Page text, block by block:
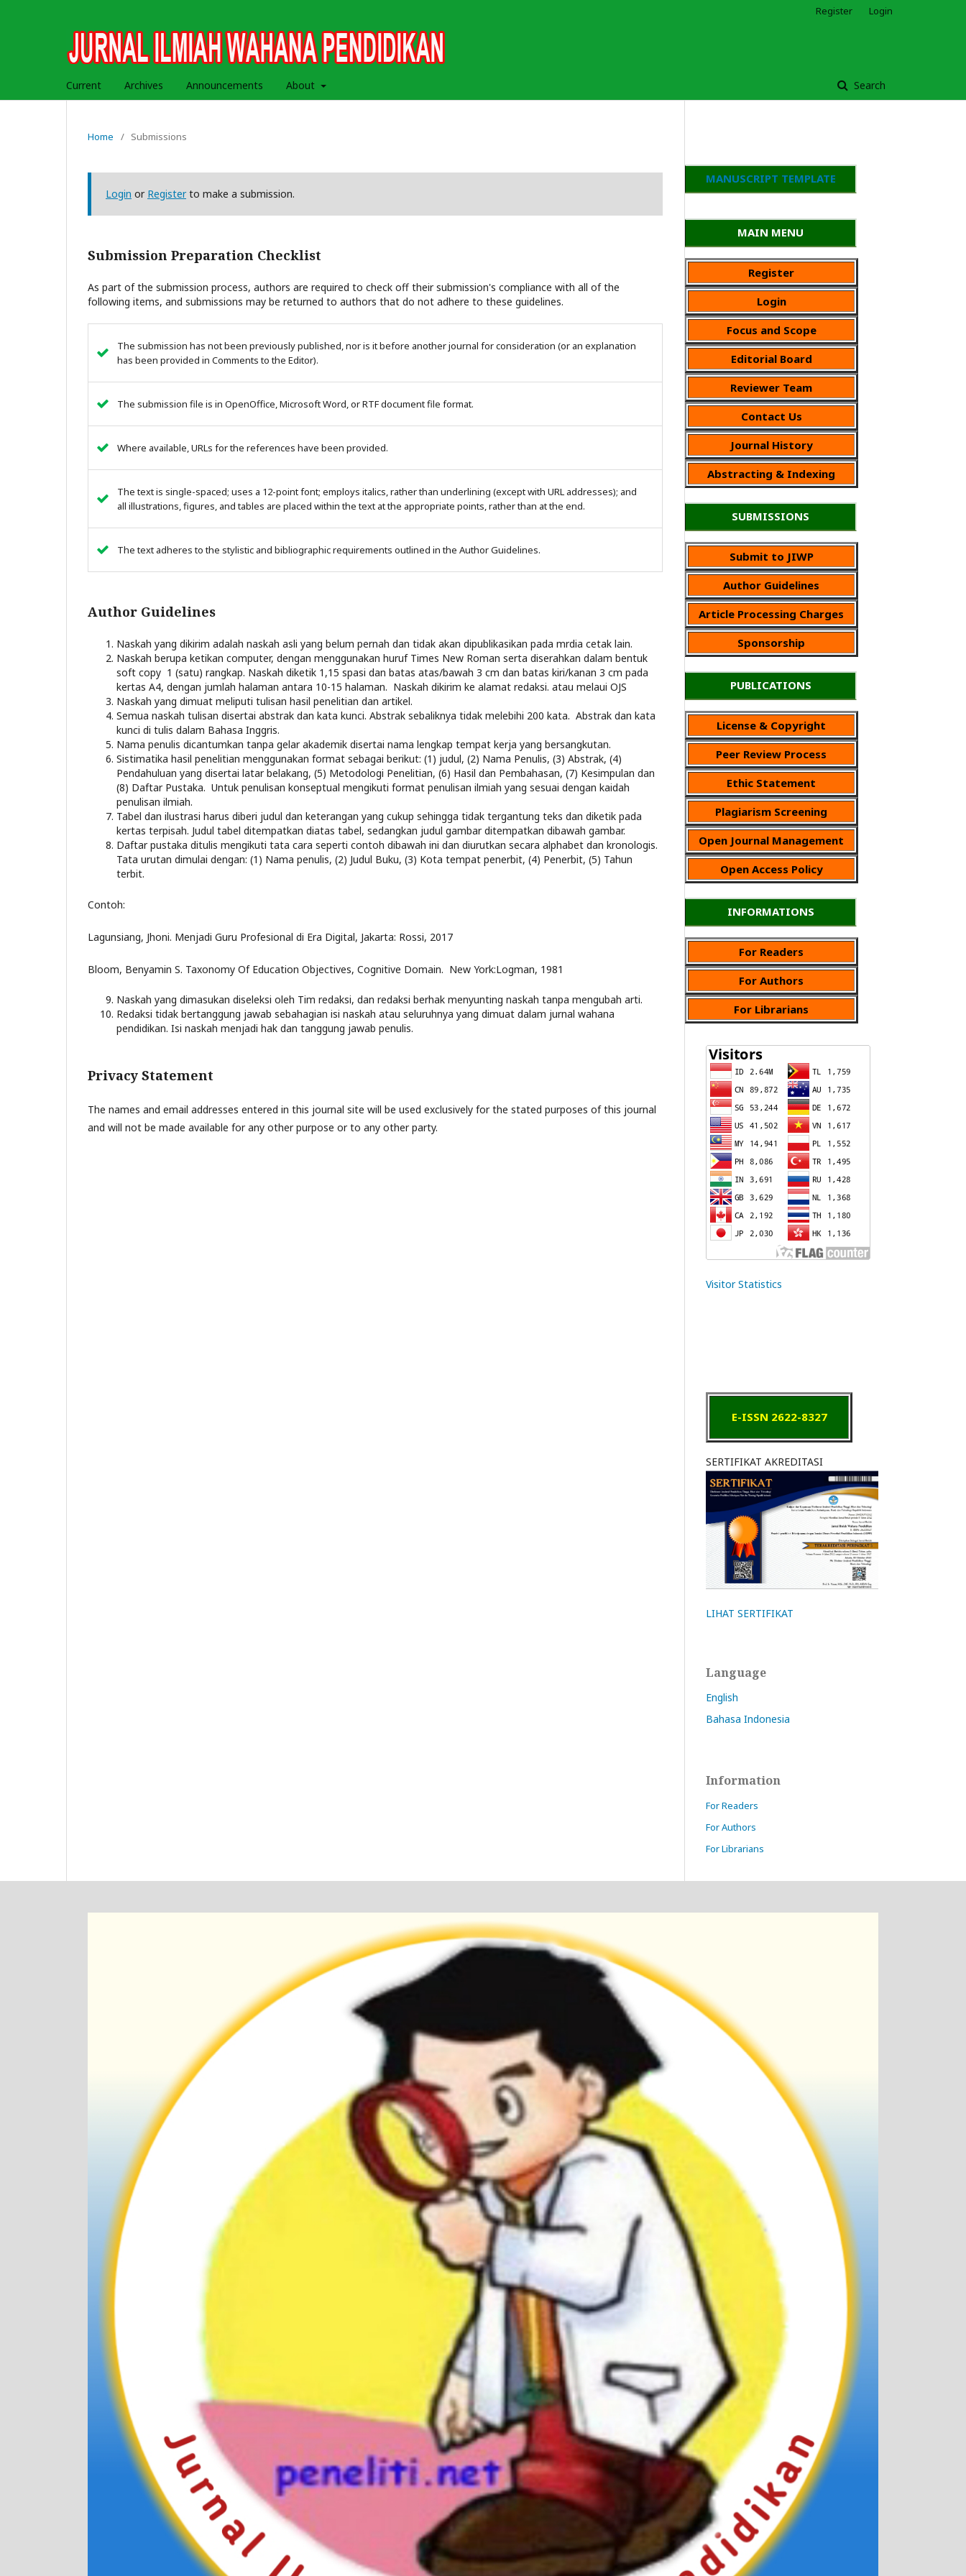
Current Archives Announcements About Search
Register Login
Home / Submissions
Login or Registerto make a submission.
Submission Preparation Checklist
As part of the submission process, authors are required to check off their submission's compliance with all of the
following items, and submissions may be returned to authors that do not adhere to these guidelines.
The submission has not been previously published, nor is it before another journal for consideration (or an explanation
has been provided in Comments to the Editor).
The submission file is in OpenOffice, Microsoft Word, or RTF document file format.
Where available, URLs for the references have been provided.
The text is single-spaced; uses a 12-point font; employs italics, rather than underlining (except with URL addresses); and
all illustrations, figures, and tables are placed within the text at the appropriate points, rather than at the end.
The text adheres to the stylistic and bibliographic requirements outlined in the Author Guidelines.
Author Guidelines
Naskah yang dikirim adalah naskah asli yang belum pernah dan tidak akan dipublikasikan pada mrdia cetak lain.
Naskah berupa ketikan computer, dengan menggunakan huruf Times New Roman serta diserahkan dalam bentuk
soft copy 1 (satu) rangkap. Naskah diketik 1,15 spasi dan batas atas/bawah 3 cm dan batas kiri/kanan 3 cm pada
kertas A4, dengan jumlah halaman antara 10-15 halaman. Naskah dikirim ke alamat redaksi. atau melaui OJS
Naskah yang dimuat meliputi tulisan hasil penelitian dan artikel.
Semua naskah tulisan disertai abstrak dan kata kunci. Abstrak sebaliknya tidak melebihi 200 kata. Abstrak dan kata
kunci di tulis dalam Bahasa Inggris.
Nama penulis dicantumkan tanpa gelar akademik disertai nama lengkap tempat kerja yang bersangkutan.
Sistimatika hasil penelitian menggunakan format sebagai berikut: (1) judul, (2) Nama Penulis, (3) Abstrak, (4)
Pendahuluan yang disertai latar belakang, (5) Metodologi Penelitian, (6) Hasil dan Pembahasan, (7) Kesimpulan dan
(8) Daftar Pustaka. Untuk penulisan konseptual mengikuti format penulisan ilmiah yang sesuai dengan kaidah
penulisan ilmiah.
Tabel dan ilustrasi harus diberi judul dan keterangan yang cukup sehingga tidak tergantung teks dan diketik pada
kertas terpisah. Judul tabel ditempatkan diatas tabel, sedangkan judul gambar ditempatkan dibawah gambar.
Daftar pustaka ditulis mengikuti tata cara seperti contoh dibawah ini dan diurutkan secara alphabet dan kronologis.
Tata urutan dimulai dengan: (1) Nama penulis, (2) Judul Buku, (3) Kota tempat penerbit, (4) Penerbit, (5) Tahun
terbit.
Contoh:
Lagunsiang, Jhoni. Menjadi Guru Profesional di Era Digital, Jakarta: Rossi, 2017
Bloom, Benyamin S. Taxonomy Of Education Objectives, Cognitive Domain. New York:Logman, 1981
Naskah yang dimasukan diseleksi oleh Tim redaksi, dan redaksi berhak menyunting naskah tanpa mengubah arti.
Redaksi tidak bertanggung jawab sebahagian isi naskah atau seluruhnya yang dimuat dalam jurnal wahana
pendidikan. Isi naskah menjadi hak dan tanggung jawab penulis.
Privacy Statement
The names and email addresses entered in this journal site will be used exclusively for the stated purposes of this journal
and will not be made available for any other purpose or to any other party.
MANUSCRIPT TEMPLATE
MAIN MENU
Register
Login
Focus and Scope
Editorial Board
Reviewer Team
Contact Us
Journal History
Abstracting & Indexing
SUBMISSIONS
Submit to JIWP
Author Guidelines
Article Processing Charges
Sponsorship
PUBLICATIONS
License & Copyright
Peer Review Process
Ethic Statement
Plagiarism Screening
Open Journal Management
Open Access Policy
INFORMATIONS
For Readers
For Authors
For Librarians
Visitor Statistics
E-ISSN 2622-8327
SERTIFIKAT AKREDITASI
LIHAT SERTIFIKAT
Language
English
Bahasa Indonesia
Information
For Readers
For Authors
For Librarians